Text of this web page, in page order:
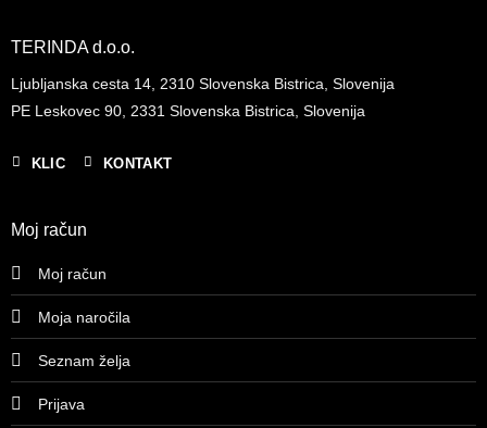
TERINDA d.o.o.
Ljubljanska cesta 14, 2310 Slovenska Bistrica, Slovenija
PE Leskovec 90, 2331 Slovenska Bistrica, Slovenija
KLIC KONTAKT
Moj račun
Moj račun
Moja naročila
Seznam želja
Prijava